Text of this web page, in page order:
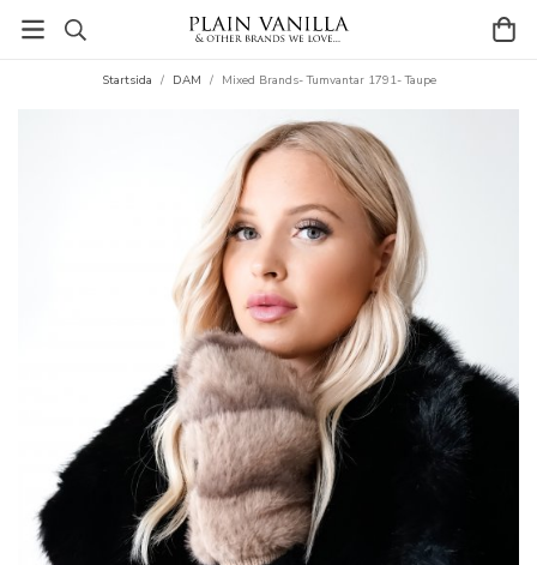
Startsida / DAM / Mixed Brands- Tumvantar 1791- Taupe